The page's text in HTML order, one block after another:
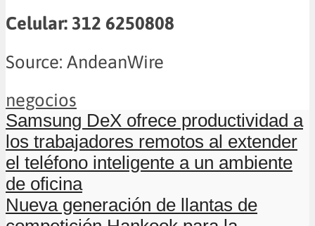
Celular: 312 6250808
Source: AndeanWire
negocios
Samsung DeX ofrece productividad a
los trabajadores remotos al extender
el teléfono inteligente a un ambiente
de oficina
Nueva generación de llantas de